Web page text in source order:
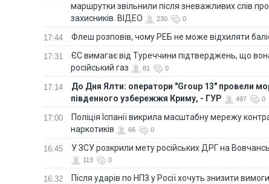
маршрутки звільнили після зневажливих слів
захисників. ВІДЕО
230 0
17:44 Флеш розповів, чому РЕБ не може відхиляти
17:31
ЄС вимагає від Туреччини підтверджень, що
російський газ
81 0
17:14
До Дня Ялти: оператори "Group 13" провели
південного узбережжя Криму, - ГУР
497 0
17:00
Поліція Іспанії викрила масштабну мережу
наркотиків
66 0
16:45 У ЗСУ розкрили мету російських ДРГ на
113 0
16:32
Після ударів по НПЗ у Росії хочуть знизити